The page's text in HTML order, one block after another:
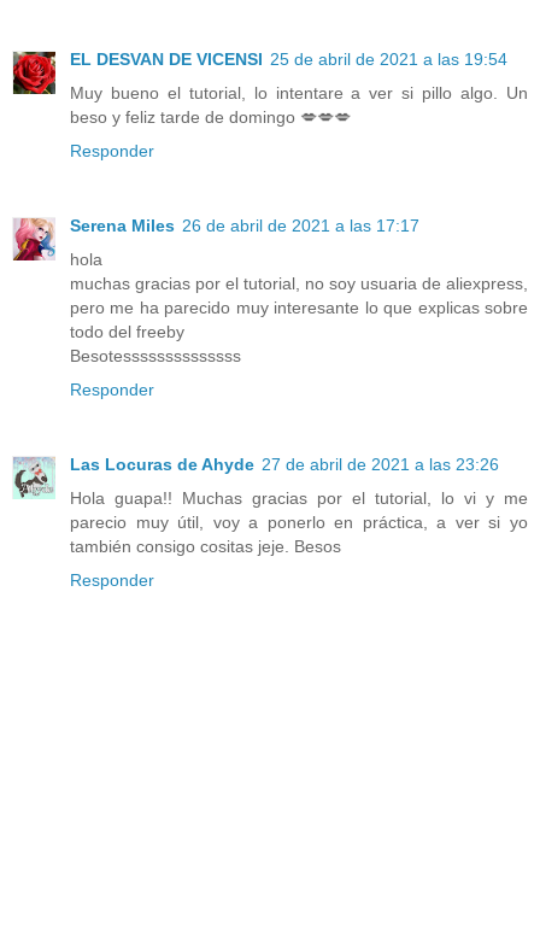
EL DESVAN DE VICENSI 25 de abril de 2021 a las 19:54
Muy bueno el tutorial, lo intentare a ver si pillo algo. Un
beso y feliz tarde de domingo 💋💋💋
Responder
Serena Miles 26 de abril de 2021 a las 17:17
hola
muchas gracias por el tutorial, no soy usuaria de aliexpress,
pero me ha parecido muy interesante lo que explicas sobre
todo del freeby
Besotessssssssssssss
Responder
Las Locuras de Ahyde 27 de abril de 2021 a las 23:26
Hola guapa!! Muchas gracias por el tutorial, lo vi y me
parecio muy útil, voy a ponerlo en práctica, a ver si yo
también consigo cositas jeje. Besos
Responder